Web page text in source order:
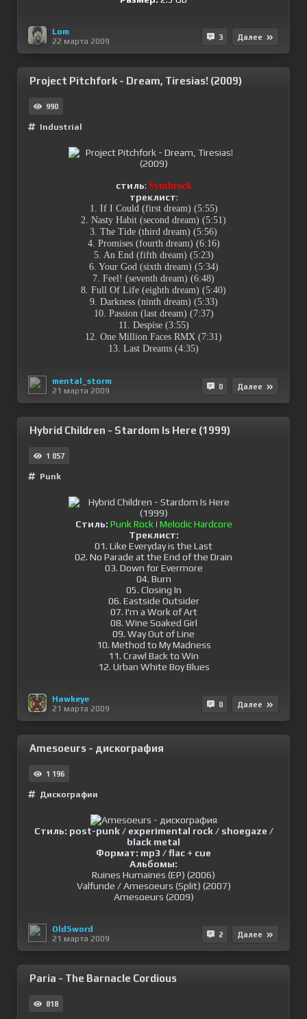
Lom
22 марта 2009
3 Далее
Project Pitchfork - Dream, Tiresias! (2009)
990
Industrial
стиль: Synthrock
треклист:
1. If I Could (first dream) (5:55)
2. Nasty Habit (second dream) (5:51)
3. The Tide (third dream) (5:56)
4. Promises (fourth dream) (6:16)
5. An End (fifth dream) (5:23)
6. Your God (sixth dream) (5:34)
7. Feel! (seventh dream) (6:48)
8. Full Of Life (eighth dream) (5:40)
9. Darkness (ninth dream) (5:33)
10. Passion (last dream) (7:37)
11. Despise (3:55)
12. One Million Faces RMX (7:31)
13. Last Dreams (4:35)
mental_storm
21 марта 2009
0 Далее
Hybrid Children - Stardom Is Here (1999)
1 057
Punk
Стиль: Punk Rock | Melodic Hardcore
Треклист:
01. Like Everyday is the Last
02. No Parade at the End of the Drain
03. Down for Evermore
04. Burn
05. Closing In
06. Eastside Outsider
07. I'm a Work of Art
08. Wine Soaked Girl
09. Way Out of Line
10. Method to My Madness
11. Crawl Back to Win
12. Urban White Boy Blues
Hawkeye
21 марта 2009
0 Далее
Amesoeurs - дискография
1 196
Дискографии
Стиль: post-punk / experimental rock / shoegaze /
black metal
Формат: mp3 / flac + cue
Альбомы:
Ruines Humaines (EP) (2006)
Valfunde / Amesoeurs (Split) (2007)
Amesoeurs (2009)
OldSword
21 марта 2009
2 Далее
Paria - The Barnacle Cordious
818